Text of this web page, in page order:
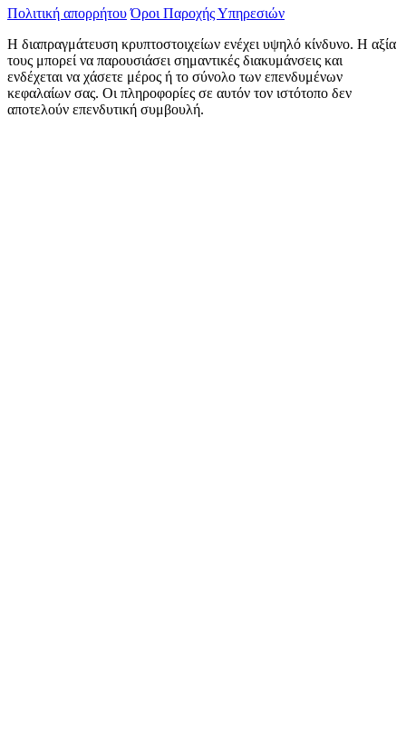
Πολιτική απορρήτου Όροι Παροχής Υπηρεσιών
Η διαπραγμάτευση κρυπτοστοιχείων ενέχει υψηλό κίνδυνο. Η αξία
τους μπορεί να παρουσιάσει σημαντικές διακυμάνσεις και
ενδέχεται να χάσετε μέρος ή το σύνολο των επενδυμένων
κεφαλαίων σας. Οι πληροφορίες σε αυτόν τον ιστότοπο δεν
αποτελούν επενδυτική συμβουλή.